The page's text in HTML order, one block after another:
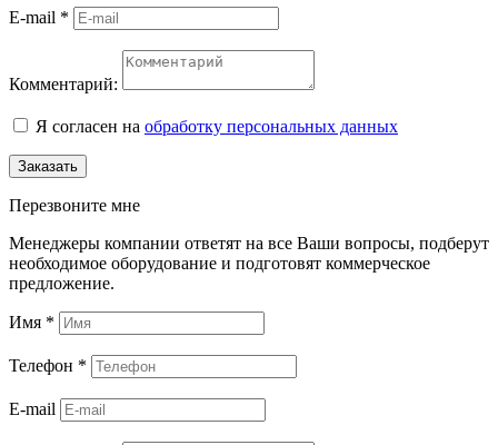
E-mail *
Комментарий:
Я согласен на обработку персональных данных
Заказать
Перезвоните мне
Менеджеры компании ответят на все Ваши вопросы, подберут
необходимое оборудование и подготовят коммерческое
предложение.
Имя *
Телефон *
E-mail